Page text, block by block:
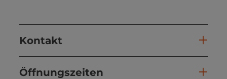
Kontakt
Öffnungszeiten